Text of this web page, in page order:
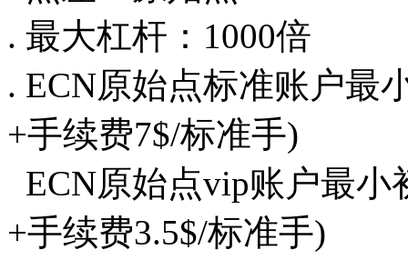
. 最大杠杆：1000倍
. ECN原始点标准账户最
+手续费7$/标准手)
ECN原始点vip账户最小
+手续费3.5$/标准手)